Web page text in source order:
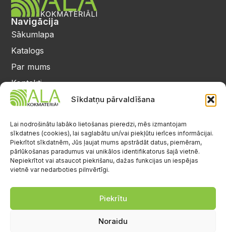
Sīkdatņu pārvaldīšana
Lai nodrošinātu labāko lietošanas pieredzi, mēs izmantojam
sīkdatnes (cookies), lai saglabātu un/vai piekļūtu ierīces informācijai.
Piekrītot sīkdatnēm, Jūs ļaujat mums apstrādāt datus, piemēram,
pārlūkošanas paradumus vai unikālos identifikatorus šajā vietnē.
Nepiekrītot vai atsaucot piekrišanu, dažas funkcijas un iespējas
vietnē var nedarboties pilnvērtīgi.
Piekrītu
Noraidu
Navigācija
Sākumlapa
Katalogs
Par mums
Kontakti
Privātuma politika
25 64 17 98
info@alalignea.lv
Daugavas iela 28, Mārupe
Facebook
S.-Sv.: brīvs